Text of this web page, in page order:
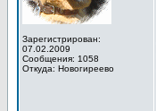
Зарегистрирован:
07.02.2009
Сообщения: 1058
Откуда: Новогиреево